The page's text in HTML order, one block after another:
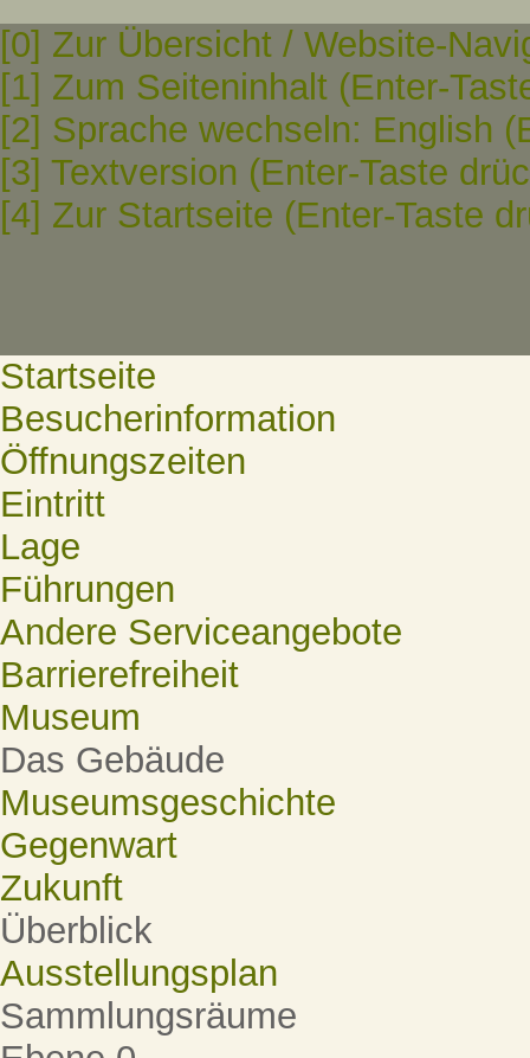
[0] Zur Übersicht / Website-
[1] Zum Seiteninhalt (Enter-
[2] Sprache wechseln: English
[3] Textversion (Enter-Taste
[4] Zur Startseite (Enter-Taste
Startseite
Besucherinformation
Öffnungszeiten
Eintritt
Lage
Führungen
Andere Serviceangebote
Barrierefreiheit
Museum
Das Gebäude
Museumsgeschichte
Gegenwart
Zukunft
Überblick
Ausstellungsplan
Sammlungsräume